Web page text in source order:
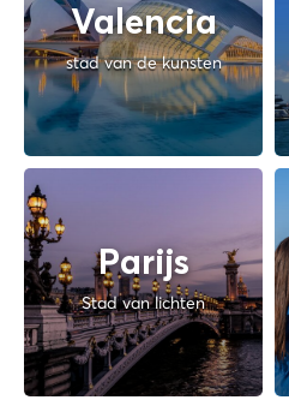
Valencia
stad van de kunsten
Parijs
Stad van lichten